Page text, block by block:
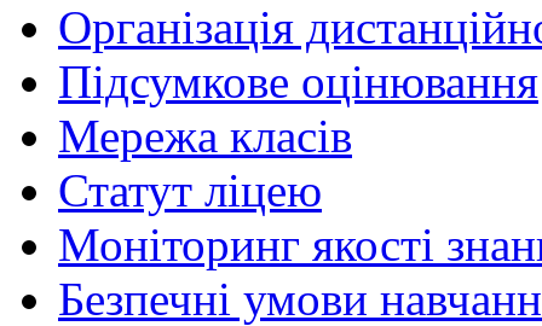
Організація
Підсумкове оцінювання
Мережа класів
Статут ліцею
Моніторинг якості
Безпечні умови